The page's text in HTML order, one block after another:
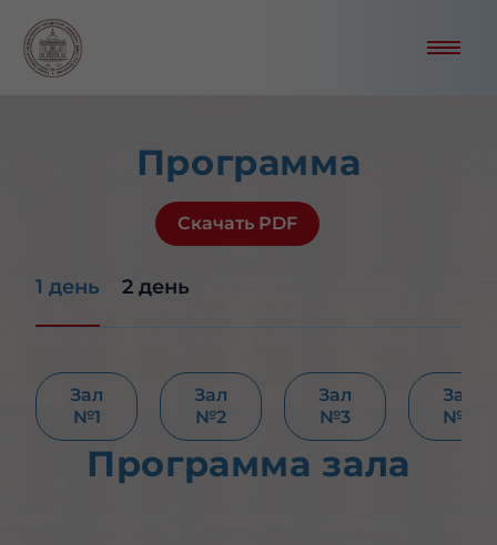
Программа
Скачать PDF
1 день 2 день
Зал
№1
Зал
№2
Зал
№3
Зал
№4
Программа зала